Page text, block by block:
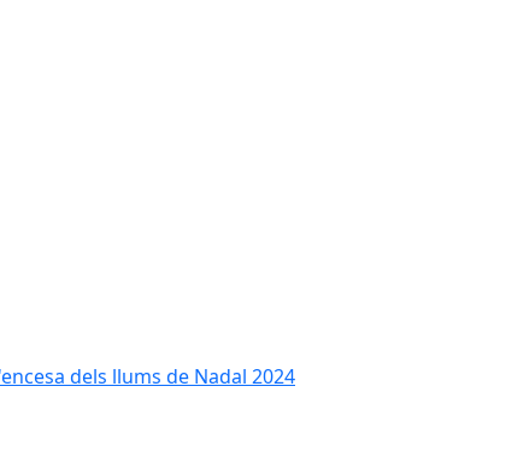
dels llums de Nadal 2024